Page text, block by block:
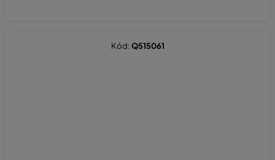
Kód:Q515061